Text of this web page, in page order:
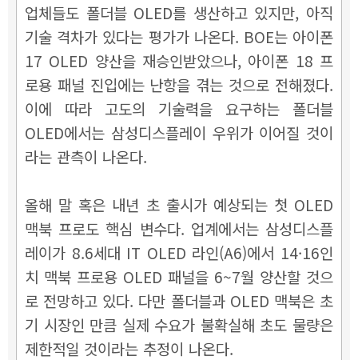
업체들도 폴더블 OLED를 생산하고 있지만, 아직
기술 격차가 있다는 평가가 나온다. BOE는 아이폰
17 OLED 양산을 재승인받았으나, 아이폰 18 프
로용 패널 진입에는 난항을 겪는 것으로 전해졌다.
이에 따라 고도의 기술력을 요구하는 폴더블
OLED에서는 삼성디스플레이 우위가 이어질 것이
라는 관측이 나온다.
올해 말 혹은 내년 초 출시가 예상되는 첫 OLED
맥북 프로도 핵심 변수다. 업계에서는 삼성디스플
레이가 8.6세대 IT OLED 라인(A6)에서 14·16인
치 맥북 프로용 OLED 패널을 6~7월 양산할 것으
로 전망하고 있다. 다만 폴더블과 OLED 맥북은 초
기 시장인 만큼 실제 수요가 불확실해 초도 물량은
제한적일 것이라는 추정이 나온다.